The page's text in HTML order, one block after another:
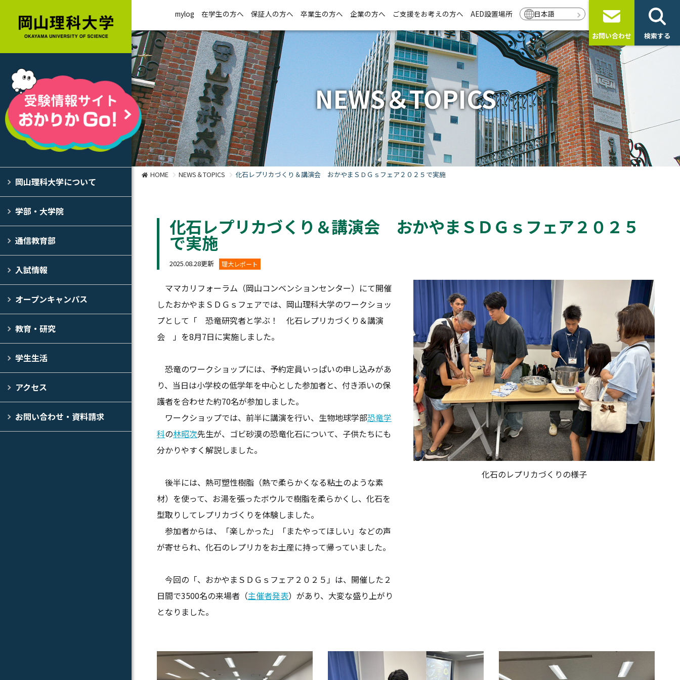
岡山理科大学について
学部・大学院
通信教育部
入試情報
オープンキャンパス
教育・研究
学生生活
アクセス
お問い合わせ・資料請求
mylog 在学生の方へ 保証人の方へ 卒業生の方へ 企業の方へ ご支援をお考えの方へ AED設置場所 日本語
お問い合わせ 検索する
NEWS＆TOPICS
HOME NEWS＆TOPICS 化石レプリカづくり＆講演会 おかやまＳＤＧｓフェア２０２５で実施
化石レプリカづくり＆講演会 おかやまＳＤＧｓフェア２０２５
で実施
2025.08.28更新 理大レポート
化石のレプリカづくりの様子
ママカリフォーラム（岡山コンベンションセンター） にて開催
したおかやまＳＤＧｓフェアでは、 岡山理科大学のワークショッ
プとして「 恐竜研究者と学ぶ！ 化石レプリカづくり＆講演
会 」を8月7日に実施しました。
恐竜のワークショップには、 予約定員いっぱいの申し込みがあ
り、 当日は小学校の低学年を中心とした参加者と、 付き添いの保
護者を合わせた約70名が参加しました。
ワークショップでは、前半に講演を行い、 生物地球学部恐竜学
科の林昭次先生が、 ゴビ砂漠の恐竜化石について、 子供たちにも
分かりやすく解説しました。
後半には、熱可塑性樹脂（熱で柔らかくなる粘土のような素
材） を使って、お湯を張ったボウルで樹脂を柔らかくし、 化石を
型取りしてレプリカづくりを体験しました。
参加者からは、「楽しかった」
「またやってほしい」などの声
が寄せられ、 化石のレプリカをお土産に持って帰っていました。
今回の「、おかやまＳＤＧｓフェア２０２５」は、 開催した２
日間で3500名の来場者（主催者発表）があり、 大変な盛り上がり
となりました。